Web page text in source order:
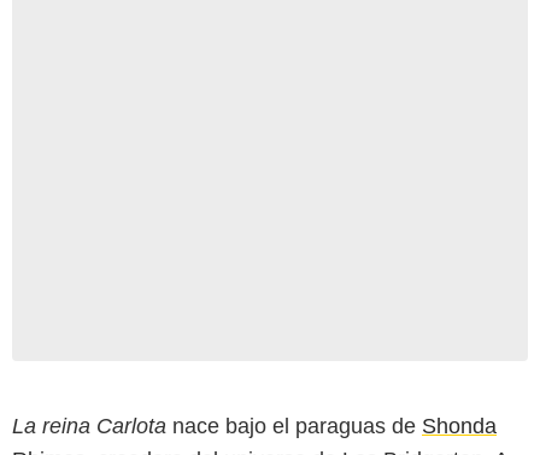
La reina Carlota nace bajo el paraguas de Shonda